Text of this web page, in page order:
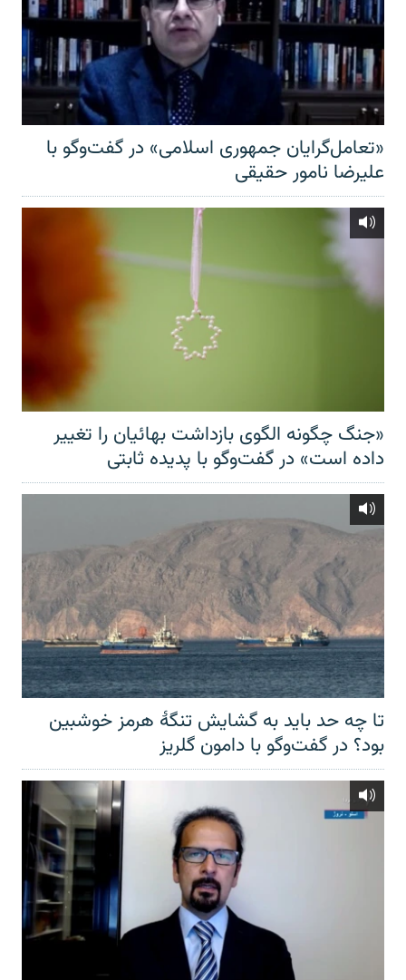
«تعامل‌گرایان جمهوری اسلامی» در گفت‌وگو با
علیرضا نامور حقیقی
«جنگ چگونه الگوی بازداشت بهائیان را تغییر
داده است» در گفت‌وگو با پدیده ثابتی
تا چه حد باید به گشایش تنگهٔ هرمز خوشبین
بود؟ در گفت‌وگو با دامون گلریز